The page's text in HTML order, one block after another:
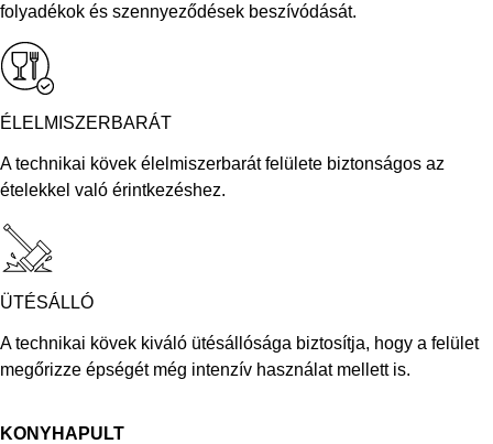
folyadékok és szennyeződések beszívódását.
ÉLELMISZERBARÁT
A technikai kövek élelmiszerbarát felülete biztonságos az
ételekkel való érintkezéshez.
ÜTÉSÁLLÓ
A technikai kövek kiváló ütésállósága biztosítja, hogy a felület
megőrizze épségét még intenzív használat mellett is.
KONYHAPULT